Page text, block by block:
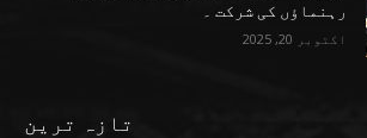
رہنماؤں کی شرکت ۔
اکتوبر 20, 2025
تازہ ترین